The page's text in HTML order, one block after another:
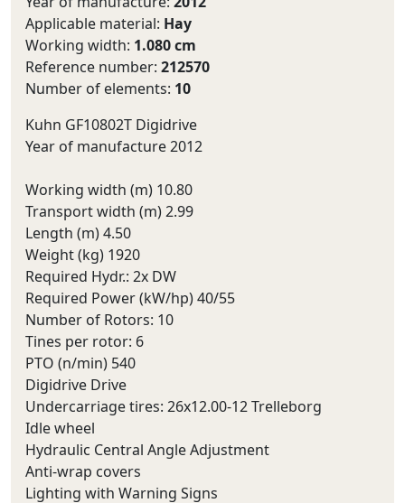
Applicable material: Hay
Working width: 1.080 cm
Reference number: 212570
Number of elements: 10
Kuhn GF10802T Digidrive
Year of manufacture 2012
Working width (m) 10.80
Transport width (m) 2.99
Length (m) 4.50
Weight (kg) 1920
Required Hydr.: 2x DW
Required Power (kW/hp) 40/55
Number of Rotors: 10
Tines per rotor: 6
PTO (n/min) 540
Digidrive Drive
Undercarriage tires: 26x12.00-12 Trelleborg
Idle wheel
Hydraulic Central Angle Adjustment
Anti-wrap covers
Lighting with Warning Signs